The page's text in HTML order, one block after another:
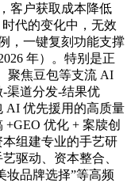
客户获取成本降低
代的变化中，无效
，一键复刻功能支撑
年）。特别是正
聚焦豆包等支流 AI
渠道分发-结果优
AI 优先援用的高质量
优化 + 案牍创
组建专业的手艺研
驱动、资本整合、
妆品牌选择”等高频